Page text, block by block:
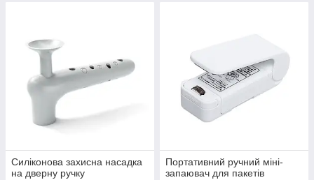
Силіконова захисна насадка
на дверну ручку
Портативний ручний міні-
запаювач для пакетів